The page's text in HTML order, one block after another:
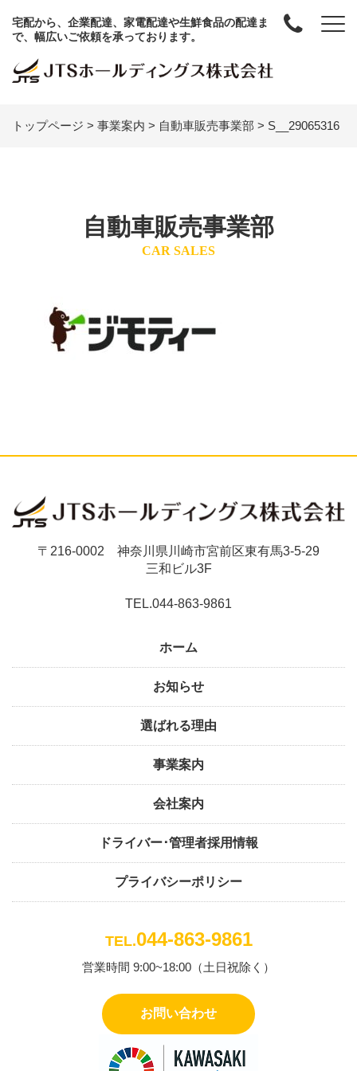
宅配から、企業配達、家電配達や生鮮食品の配達ま
で、幅広いご依頼を承っております。
トップページ > 事業案内 > 自動車販売事業部 > S__29065316
自動車販売事業部
CAR SALES
〒216-0002 神奈川県川崎市宮前区東有馬3-5-29
三和ビル3F
TEL.044-863-9861
ホーム
お知らせ
選ばれる理由
事業案内
会社案内
ドライバー･管理者採用情報
プライバシーポリシー
TEL.044-863-9861
営業時間 9:00~18:00（土日祝除く）
お問い合わせ